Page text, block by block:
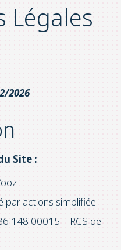
Légales
2026
Site :
par actions simplifiée
148 00015 – RCS de